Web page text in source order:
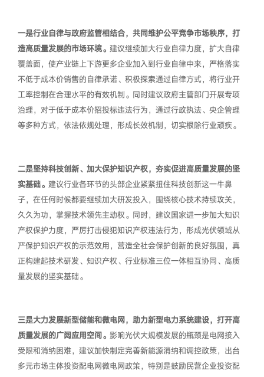
一是行业自律与政府监管相结合，共同维护公平竞争市场秩序，打
造高质量发展的市场环境。 建议继续加大行业自律力度，扩大自律
覆盖面，使产业链上下游更多企业加入到行业自律中来，严格落实
不低于成本价销售的自律承诺、积极探索通过自律方式，将行业开
工率控制在合理水平的有效机制。同时建议政府主管部门开展专项
治理，对于低于成本价招投标违法行为，通过行政执法、央企管理
等多种方式，依法依规处理，形成长效机制，切实根除行业顽疾。
二是坚持科技创新、加大保护知识产权，夯实促进高质量发展的坚
实基础。 建议行业各环节的头部企业紧紧扭住科技创新这一牛鼻
子，在任何时候都要继续加大研发投入，围绕核心技术持续攻关，
久久为功，掌握技术领先主动权。同时，建议国家进一步加大知识
产权保护力度，严厉打击侵犯知识产权违法行为，形成光伏领域从
严保护知识产权的示范效用，营造全社会保护创新的良好氛围，真
正构建起技术研发、知识产权、行业标准三位一体相互协同、高质
量发展的坚实基础。
三是大力发展新型储能和微电网，助力新型电力系统建设，打开高
质量发展的广阔应用空间。 影响光伏大规模发展的瓶颈是电网接入
受限和消纳困难，建议加快制定完善新能源消纳和调控政策，出台
多元市场主体投资配电网微电网政策，特别是鼓励民营企业投资配